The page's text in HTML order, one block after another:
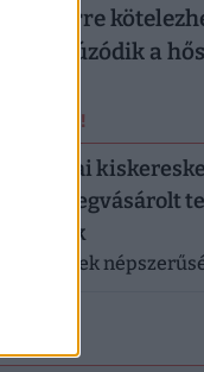
erre
ha elhúzódik a
LE!
európai
megvásárolt
tartozik
termékek